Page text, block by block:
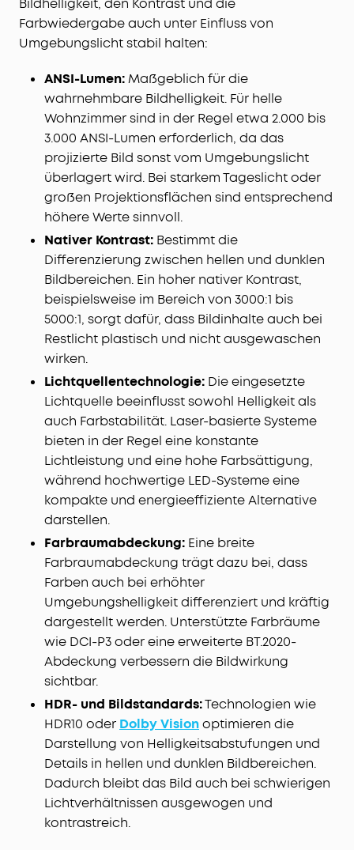
Bildhelligkeit, den Kontrast und die
Farbwiedergabe auch unter Einfluss von
Umgebungslicht stabil halten:
ANSI-Lumen:Maßgeblich für die
wahrnehmbare Bildhelligkeit. Für helle
Wohnzimmer sind in der Regel etwa 2.000 bis
3.000 ANSI-Lumen erforderlich, da das
projizierte Bild sonst vom Umgebungslicht
überlagert wird. Bei starkem Tageslicht oder
großen Projektionsflächen sind entsprechend
höhere Werte sinnvoll.
Nativer Kontrast: Bestimmt die
Differenzierung zwischen hellen und dunklen
Bildbereichen. Ein hoher nativer Kontrast,
beispielsweise im Bereich von 3000:1 bis
5000:1, sorgt dafür, dass Bildinhalte auch bei
Restlicht plastisch und nicht ausgewaschen
wirken.
Lichtquellentechnologie: Die eingesetzte
Lichtquelle beeinflusst sowohl Helligkeit als
auch Farbstabilität. Laser-basierte Systeme
bieten in der Regel eine konstante
Lichtleistung und eine hohe Farbsättigung,
während hochwertige LED-Systeme eine
kompakte und energieeffiziente Alternative
darstellen.
Farbraumabdeckung: Eine breite
Farbraumabdeckung trägt dazu bei, dass
Farben auch bei erhöhter
Umgebungshelligkeit differenziert und kräftig
dargestellt werden. Unterstützte Farbräume
wie DCI-P3 oder eine erweiterte BT.2020-
Abdeckung verbessern die Bildwirkung
sichtbar.
HDR- und Bildstandards:Technologien wie
HDR10 oder Dolby Visionoptimieren die
Darstellung von Helligkeitsabstufungen und
Details in hellen und dunklen Bildbereichen.
Dadurch bleibt das Bild auch bei schwierigen
Lichtverhältnissen ausgewogen und
kontrastreich.